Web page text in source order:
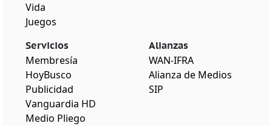
Vida
Juegos
Servicios
Membresía
HoyBusco
Publicidad
Vanguardia HD
Medio Pliego
Alianzas
WAN-IFRA
Alianza de Medios
SIP